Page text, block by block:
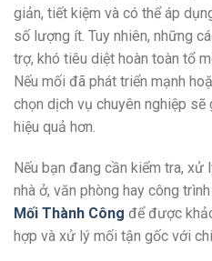
giản, tiết kiệm và có thể áp
số lượng ít. Tuy nhiên, những
trợ, khó tiêu diệt hoàn toàn tổ
Nếu mối đã phát triển mạnh
chọn dịch vụ chuyên nghiệp sẽ
hiệu quả hơn.
Nếu bạn đang cần kiểm tra,
nhà ở, văn phòng hay công
Mối Thành Công để được
hợp và xử lý mối tận gốc với